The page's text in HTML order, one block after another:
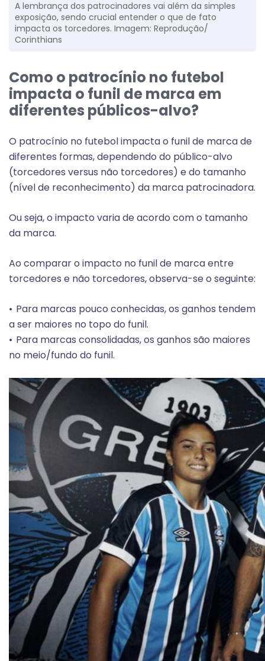
A lembrança dos patrocinadores vai além da simples
exposição, sendo crucial entender o que de fato
impacta os torcedores. Imagem: Reprodução/
Corinthians
Como o patrocínio no futebol
impacta o funil de marca em
diferentes públicos-alvo?
O patrocínio no futebol impacta o funil de marca de
diferentes formas, dependendo do público-alvo
(torcedores versus não torcedores) e do tamanho
(nível de reconhecimento) da marca patrocinadora.
Ou seja, o impacto varia de acordo com o tamanho
da marca.
Ao comparar o impacto no funil de marca entre
torcedores e não torcedores, observa-se o seguinte:
Para marcas pouco conhecidas, os ganhos tendem
a ser maiores no topo do funil.
Para marcas consolidadas, os ganhos são maiores
no meio/fundo do funil.